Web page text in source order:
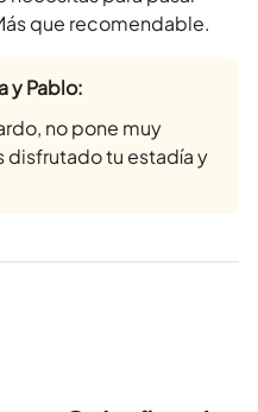
que recomendable.
y Pablo:
no pone muy
disfrutado tu estadía y